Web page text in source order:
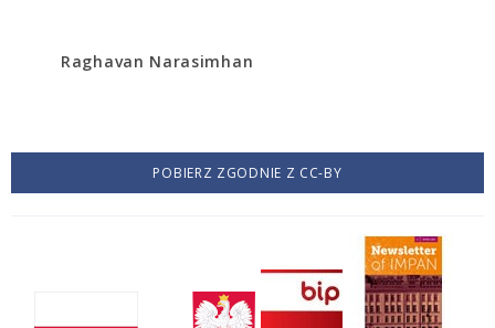
Raghavan Narasimhan
POBIERZ ZGODNIE Z CC-BY